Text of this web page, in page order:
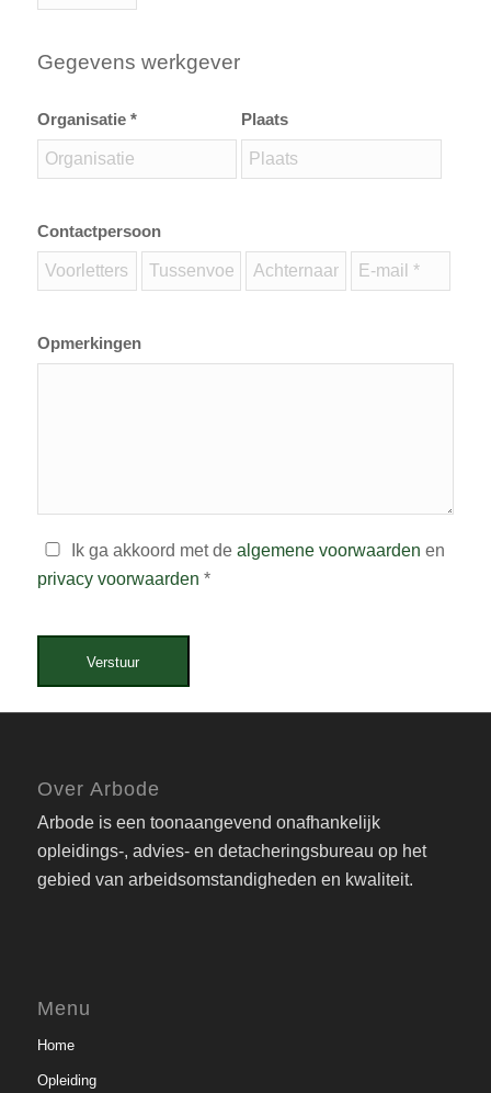
Gegevens werkgever
Organisatie * Plaats
Contactpersoon
Opmerkingen
Ik ga akkoord met de algemene voorwaarden en
privacy voorwaarden *
Verstuur
Over Arbode
Arbode is een toonaangevend onafhankelijk
opleidings-, advies- en detacheringsbureau op het
gebied van arbeidsomstandigheden en kwaliteit.
Menu
Home
Opleiding